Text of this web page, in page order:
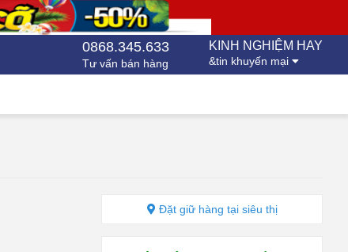
0868.345.633
Tư vấn bán hàng
KINH NGHIỆM HAY
&tin khuyến mại
Đặt giữ hàng tại siêu thị